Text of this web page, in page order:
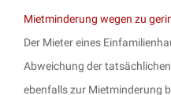
Mietminderung wegen zu
Der Mieter eines
Abweichung der
ebenfalls zur Mietminderung